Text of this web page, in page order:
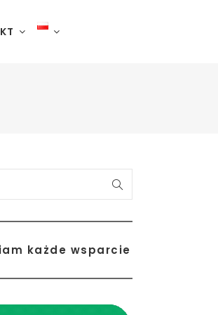
każde wsparcie